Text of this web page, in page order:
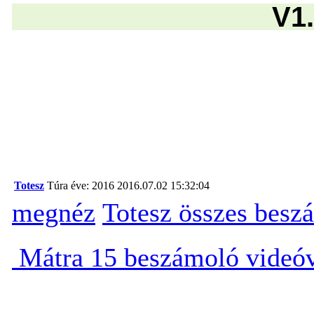
Totesz Túra éve: 2016 2016.07.02 15:32:04
megnéz Totesz összes
Mátra 15 beszámoló